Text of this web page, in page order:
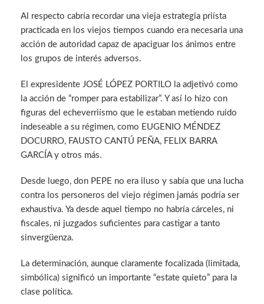
Al respecto cabría recordar una vieja estrategia priísta
practicada en los viejos tiempos cuando era necesaria una
acción de autoridad capaz de apaciguar los ánimos entre
los grupos de interés adversos.
El expresidente JOSÉ LÓPEZ PORTILO la adjetivó como
la acción de “romper para estabilizar”. Y así lo hizo con
figuras del echeverriísmo que le estaban metiendo ruido
indeseable a su régimen, como EUGENIO MÉNDEZ
DOCURRO, FAUSTO CANTÚ PEÑA, FELIX BARRA
GARCÍA y otros más.
Desde luego, don PEPE no era iluso y sabía que una lucha
contra los personeros del viejo régimen jamás podría ser
exhaustiva. Ya desde aquel tiempo no habría cárceles, ni
fiscales, ni juzgados suficientes para castigar a tanto
sinvergüenza.
La determinación, aunque claramente focalizada (limitada,
simbólica) significó un importante “estate quieto” para la
clase política.